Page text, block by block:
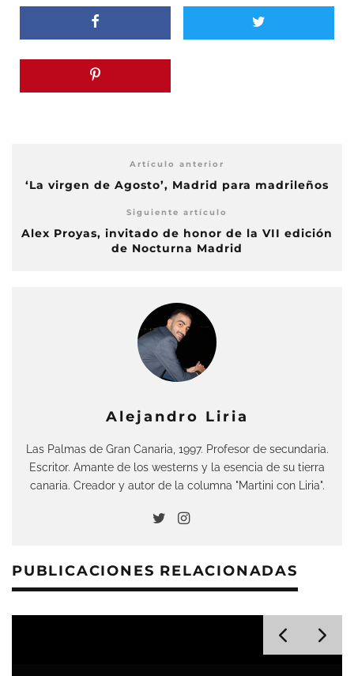
Artículo anterior
‘La virgen de Agosto’, Madrid para madrileños
Siguiente artículo
Alex Proyas, invitado de honor de la VII edición
de Nocturna Madrid
Alejandro Liria
Las Palmas de Gran Canaria, 1997. Profesor de secundaria.
Escritor. Amante de los westerns y la esencia de su tierra
canaria. Creador y autor de la columna "Martini con Liria".
PUBLICACIONES RELACIONADAS